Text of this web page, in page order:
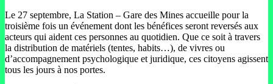
Le 27 septembre, La Station – Gare des Mines accueille pour la
troisième fois un événement dont les bénéfices seront reversés aux
acteurs qui aident ces personnes au quotidien. Que ce soit à travers
la distribution de matériels (tentes, habits…), de vivres ou
d’accompagnement psychologique et juridique, ces citoyens agissent
tous les jours à nos portes.